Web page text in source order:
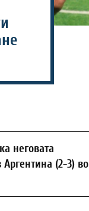
неговата
(2-3) во